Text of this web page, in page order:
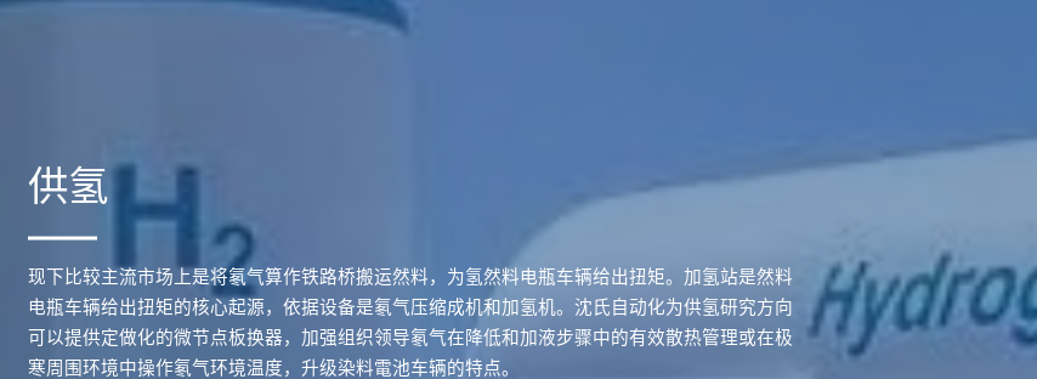
供氢
现下比较主流市场上是将氡气算作铁路桥搬运然料，为氢然料电瓶车辆给出扭矩。加氢站是然料
电瓶车辆给出扭矩的核心起源，依据设备是氡气压缩成机和加氢机。沈氏自动化为供氢研究方向
可以提供定做化的微节点板换器，加强组织领导氡气在降低和加液步骤中的有效散热管理或在极
寒周围环境中操作氡气环境温度，升级染料電池车辆的特点。